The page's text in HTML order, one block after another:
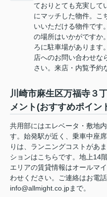
ておりとても充実して
にマッチした物件。こ
いいただける物件です
の場所はいかがですか
ろに駐車場があります
店へのお問い合わせな
さい。来店・内覧予約
川崎市麻生区万福寺３
メント(おすすめポイン
共用部にはエレベータ・敷地
す。始発駅が近く、乗車中座
りは、ランニングコストがあ
ションはこちらです。地上14
エリアの賃貸情報はオールマ
わせください。ご連絡はお電
info@allmight.co.jpまで。